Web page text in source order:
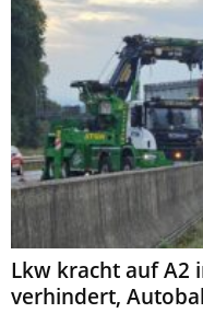
Lkw kracht auf A2
verhindert,